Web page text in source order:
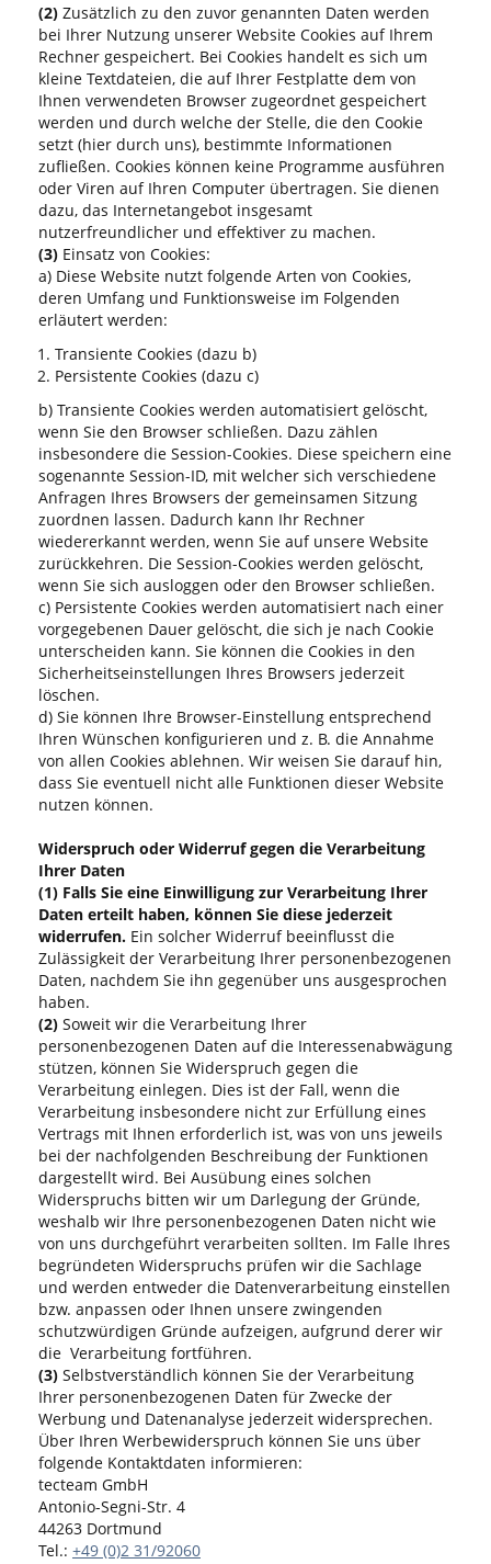
(2) Zusätzlich zu den zuvor genannten Daten werden
bei Ihrer Nutzung unserer Website Cookies auf Ihrem
Rechner gespeichert. Bei Cookies handelt es sich um
kleine Textdateien, die auf Ihrer Festplatte dem von
Ihnen verwendeten Browser zugeordnet gespeichert
werden und durch welche der Stelle, die den Cookie
setzt (hier durch uns), bestimmte Informationen
zufließen. Cookies können keine Programme ausführen
oder Viren auf Ihren Computer übertragen. Sie dienen
dazu, das Internetangebot insgesamt
nutzerfreundlicher und effektiver zu machen.
(3) Einsatz von Cookies:
a) Diese Website nutzt folgende Arten von Cookies,
deren Umfang und Funktionsweise im Folgenden
erläutert werden:
Transiente Cookies (dazu b)
Persistente Cookies (dazu c)
b) Transiente Cookies werden automatisiert gelöscht,
wenn Sie den Browser schließen. Dazu zählen
insbesondere die Session-Cookies. Diese speichern eine
sogenannte Session-ID, mit welcher sich verschiedene
Anfragen Ihres Browsers der gemeinsamen Sitzung
zuordnen lassen. Dadurch kann Ihr Rechner
wiedererkannt werden, wenn Sie auf unsere Website
zurückkehren. Die Session-Cookies werden gelöscht,
wenn Sie sich ausloggen oder den Browser schließen.
c) Persistente Cookies werden automatisiert nach einer
vorgegebenen Dauer gelöscht, die sich je nach Cookie
unterscheiden kann. Sie können die Cookies in den
Sicherheitseinstellungen Ihres Browsers jederzeit
löschen.
d) Sie können Ihre Browser-Einstellung entsprechend
Ihren Wünschen konfigurieren und z. B. die Annahme
von allen Cookies ablehnen. Wir weisen Sie darauf hin,
dass Sie eventuell nicht alle Funktionen dieser Website
nutzen können.
Widerspruch oder Widerruf gegen die Verarbeitung
Ihrer Daten
(1) Falls Sie eine Einwilligung zur Verarbeitung Ihrer
Daten erteilt haben, können Sie diese jederzeit
widerrufen. Ein solcher Widerruf beeinflusst die
Zulässigkeit der Verarbeitung Ihrer personenbezogenen
Daten, nachdem Sie ihn gegenüber uns ausgesprochen
haben.
(2) Soweit wir die Verarbeitung Ihrer
personenbezogenen Daten auf die Interessenabwägung
stützen, können Sie Widerspruch gegen die
Verarbeitung einlegen. Dies ist der Fall, wenn die
Verarbeitung insbesondere nicht zur Erfüllung eines
Vertrags mit Ihnen erforderlich ist, was von uns jeweils
bei der nachfolgenden Beschreibung der Funktionen
dargestellt wird. Bei Ausübung eines solchen
Widerspruchs bitten wir um Darlegung der Gründe,
weshalb wir Ihre personenbezogenen Daten nicht wie
von uns durchgeführt verarbeiten sollten. Im Falle Ihres
begründeten Widerspruchs prüfen wir die Sachlage
und werden entweder die Datenverarbeitung einstellen
bzw. anpassen oder Ihnen unsere zwingenden
schutzwürdigen Gründe aufzeigen, aufgrund derer wir
die Verarbeitung fortführen.
(3) Selbstverständlich können Sie der Verarbeitung
Ihrer personenbezogenen Daten für Zwecke der
Werbung und Datenanalyse jederzeit widersprechen.
Über Ihren Werbewiderspruch können Sie uns über
folgende Kontaktdaten informieren:
tecteam GmbH
Antonio-Segni-Str. 4
44263 Dortmund
Tel.: +49 (0)2 31/92060